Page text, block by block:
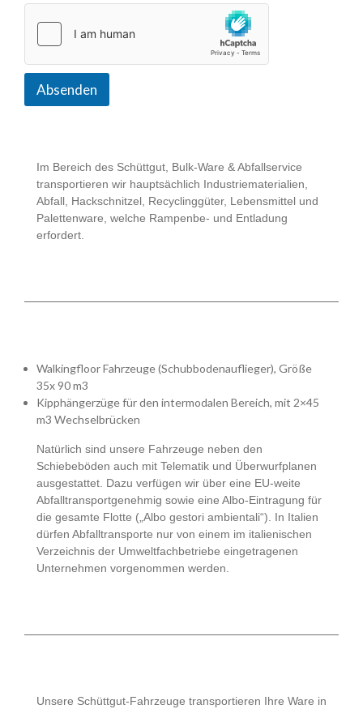
c
Absenden
Im Bereich des Schüttgut, Bulk-Ware & Abfallservice
transportieren wir hauptsächlich Industriematerialien,
Abfall, Hackschnitzel, Recyclinggüter, Lebensmittel und
Palettenware, welche Rampenbe- und Entladung
erfordert.
Walkingfloor Fahrzeuge (Schubbodenauflieger), Größe
35x 90 m3
Kipphängerzüge für den intermodalen Bereich, mit 2×45
m3 Wechselbrücken
Natürlich sind unsere Fahrzeuge neben den
Schiebeböden auch mit Telematik und Überwurfplanen
ausgestattet. Dazu verfügen wir über eine EU-weite
Abfalltransportgenehmig sowie eine Albo-Eintragung für
die gesamte Flotte („Albo gestori ambientali“). In Italien
dürfen Abfalltransporte nur von einem im italienischen
Verzeichnis der Umweltfachbetriebe eingetragenen
Unternehmen vorgenommen werden.
Unsere Schüttgut-Fahrzeuge transportieren Ihre Ware in